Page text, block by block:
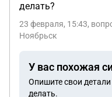
делать?
23 февраля, 15:43,
Ноябрьск
У вас похожая
Опишите свои
делать.